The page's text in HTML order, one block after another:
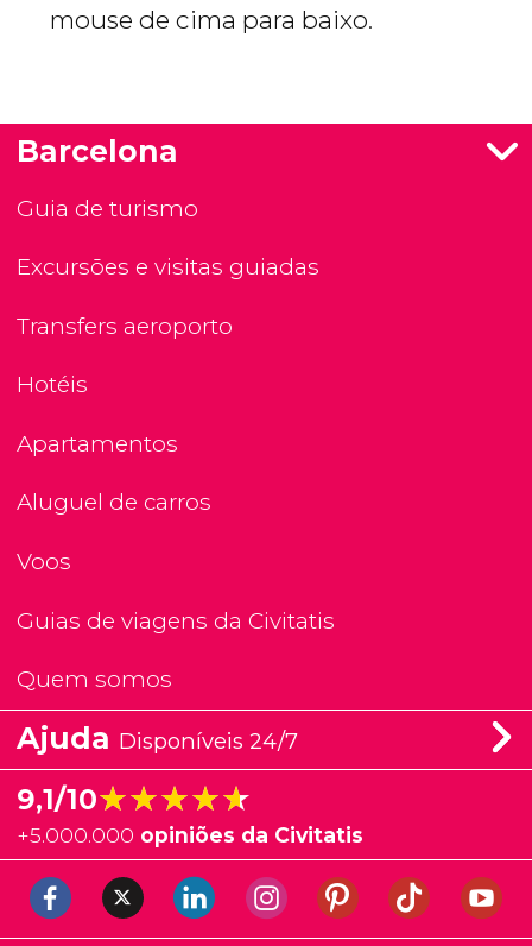
mouse de cima para baixo.
Barcelona
Guia de turismo
Excursões e visitas guiadas
Transfers aeroporto
Hotéis
Apartamentos
Aluguel de carros
Voos
Guias de viagens da Civitatis
Quem somos
Ajuda Disponíveis 24/7
9,1/10★★★★★
★★★★★
+5.000.000 opiniões da Civitatis